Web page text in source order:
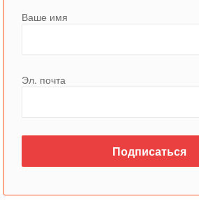
Ваше имя
Эл. почта